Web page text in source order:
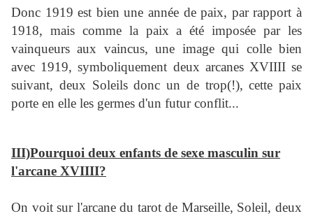
Donc 1919 est bien une année de paix, par rapport à
1918, mais comme la paix a été imposée par les
vainqueurs aux vaincus, une image qui colle bien
avec 1919, symboliquement deux arcanes XVIIII se
suivant, deux Soleils donc un de trop(!), cette paix
porte en elle les germes d'un futur conflit...
III)Pourquoi deux enfants de sexe masculin sur
l'arcane XVIIII?
On voit sur l'arcane du tarot de Marseille, Soleil, deux